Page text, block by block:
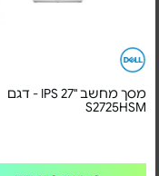
מסך מחשב "27 IPS - דגם
S2725HSM